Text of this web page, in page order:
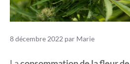
8 décembre 2022 par Marie